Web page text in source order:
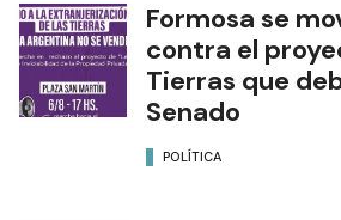
Formosa se
contra el
Tierras que
Senado
POLÍTICA